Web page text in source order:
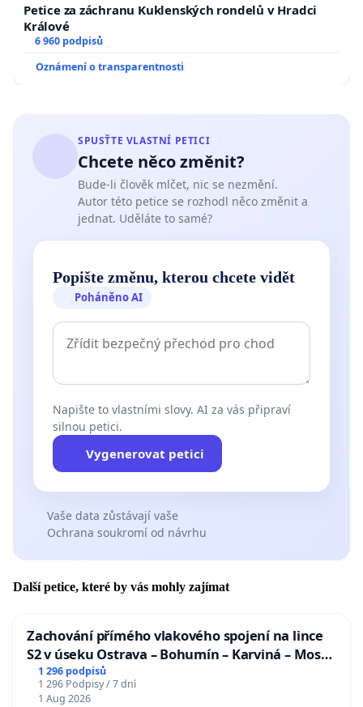
Petice za záchranu Kuklenských rondelů v Hradci
Králové
6 960 podpisů
Oznámení o transparentnosti
SPUSŤTE VLASTNÍ PETICI
Chcete něco změnit?
Bude-li člověk mlčet, nic se nezmění.
Autor této petice se rozhodl něco změnit a
jednat. Uděláte to samé?
Popište změnu, kterou chcete vidět
Poháněno AI
Napište to vlastními slovy. AI za vás připraví
silnou petici.
Vygenerovat petici
Vaše data zůstávají vaše
Ochrana soukromí od návrhu
Další petice, které by vás mohly zajímat
Zachování přímého vlakového spojení na lince
S2 v úseku Ostrava – Bohumín – Karviná – Mosty
u Jablunkova
1 296 podpisů
1 296 Podpisy / 7 dní
1 Aug 2026